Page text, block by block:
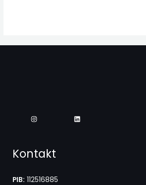
Kontakt
PIB: 112516885